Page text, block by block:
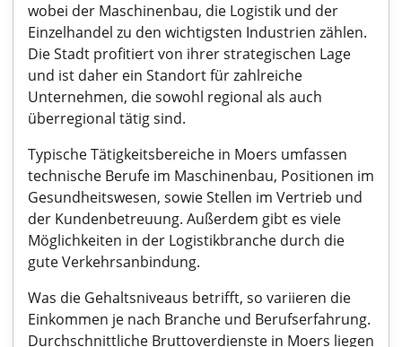
wobei der Maschinenbau, die Logistik und der
Einzelhandel zu den wichtigsten Industrien zählen.
Die Stadt profitiert von ihrer strategischen Lage
und ist daher ein Standort für zahlreiche
Unternehmen, die sowohl regional als auch
überregional tätig sind.
Typische Tätigkeitsbereiche in Moers umfassen
technische Berufe im Maschinenbau, Positionen im
Gesundheitswesen, sowie Stellen im Vertrieb und
der Kundenbetreuung. Außerdem gibt es viele
Möglichkeiten in der Logistikbranche durch die
gute Verkehrsanbindung.
Was die Gehaltsniveaus betrifft, so variieren die
Einkommen je nach Branche und Berufserfahrung.
Durchschnittliche Bruttoverdienste in Moers liegen